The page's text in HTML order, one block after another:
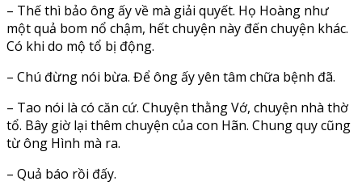
– Thế thì bảo ông ấy về mà giải quyết. Họ Hoàng như
một quả bom nổ chậm, hết chuyện này đến chuyện khác.
Có khi do mộ tổ bị động.
– Chú đừng nói bừa. Để ông ấy yên tâm chữa bệnh đã.
– Tao nói là có căn cứ. Chuyện thằng Vớ, chuyện nhà thờ
tổ. Bây giờ lại thêm chuyện của con Hãn. Chung quy cũng
từ ông Hình mà ra.
– Quả báo rồi đấy.